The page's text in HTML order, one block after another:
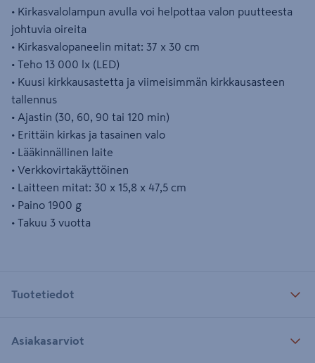
• Kirkasvalolampun avulla voi helpottaa valon puutteesta
johtuvia oireita
• Kirkasvalopaneelin mitat: 37 x 30 cm
• Teho 13 000 lx (LED)
• Kuusi kirkkausastetta ja viimeisimmän kirkkausasteen
tallennus
• Ajastin (30, 60, 90 tai 120 min)
• Erittäin kirkas ja tasainen valo
• Lääkinnällinen laite
• Verkkovirtakäyttöinen
• Laitteen mitat: 30 x 15,8 x 47,5 cm
• Paino 1900 g
• Takuu 3 vuotta
Tuotetiedot
Asiakasarviot